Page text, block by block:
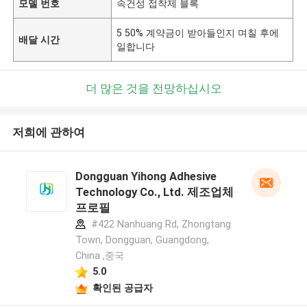
모델 번호 속건성 접착제 블록
배달 시간
5 50% 계약금이 받아들인지 며칠 후에
일합니다
더 많은 것을 전망하십시오
저희에 관하여
Dongguan Yihong Adhesive
Technology Co., Ltd. 제조업체
프로필
#422 Nanhuang Rd, Zhongtang
Town, Dongguan, Guangdong,
China ,중국
5.0
확인된 공급자